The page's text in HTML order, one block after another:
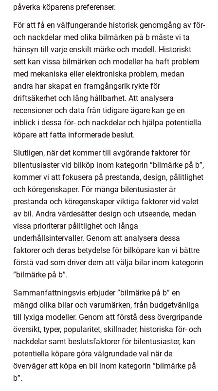
påverka köparens preferenser.
För att få en välfungerande historisk genomgång av för-
och nackdelar med olika bilmärken på b måste vi ta
hänsyn till varje enskilt märke och modell. Historiskt
sett kan vissa bilmärken och modeller ha haft problem
med mekaniska eller elektroniska problem, medan
andra har skapat en framgångsrik rykte för
driftsäkerhet och lång hållbarhet. Att analysera
recensioner och data från tidigare ägare kan ge en
inblick i dessa för- och nackdelar och hjälpa potentiella
köpare att fatta informerade beslut.
Slutligen, när det kommer till avgörande faktorer för
bilentusiaster vid bilköp inom kategorin ”bilmärke på b”,
kommer vi att fokusera på prestanda, design, pålitlighet
och köregenskaper. För många bilentusiaster är
prestanda och köregenskaper viktiga faktorer vid valet
av bil. Andra värdesätter design och utseende, medan
vissa prioriterar pålitlighet och långa
underhållsintervaller. Genom att analysera dessa
faktorer och deras betydelse för bilköpare kan vi bättre
förstå vad som driver dem att välja bilar inom kategorin
”bilmärke på b”.
Sammanfattningsvis erbjuder ”bilmärke på b” en
mängd olika bilar och varumärken, från budgetvänliga
till lyxiga modeller. Genom att förstå dess övergripande
översikt, typer, popularitet, skillnader, historiska för- och
nackdelar samt beslutsfaktorer för bilentusiaster, kan
potentiella köpare göra välgrundade val när de
överväger att köpa en bil inom kategorin ”bilmärke på
b”.